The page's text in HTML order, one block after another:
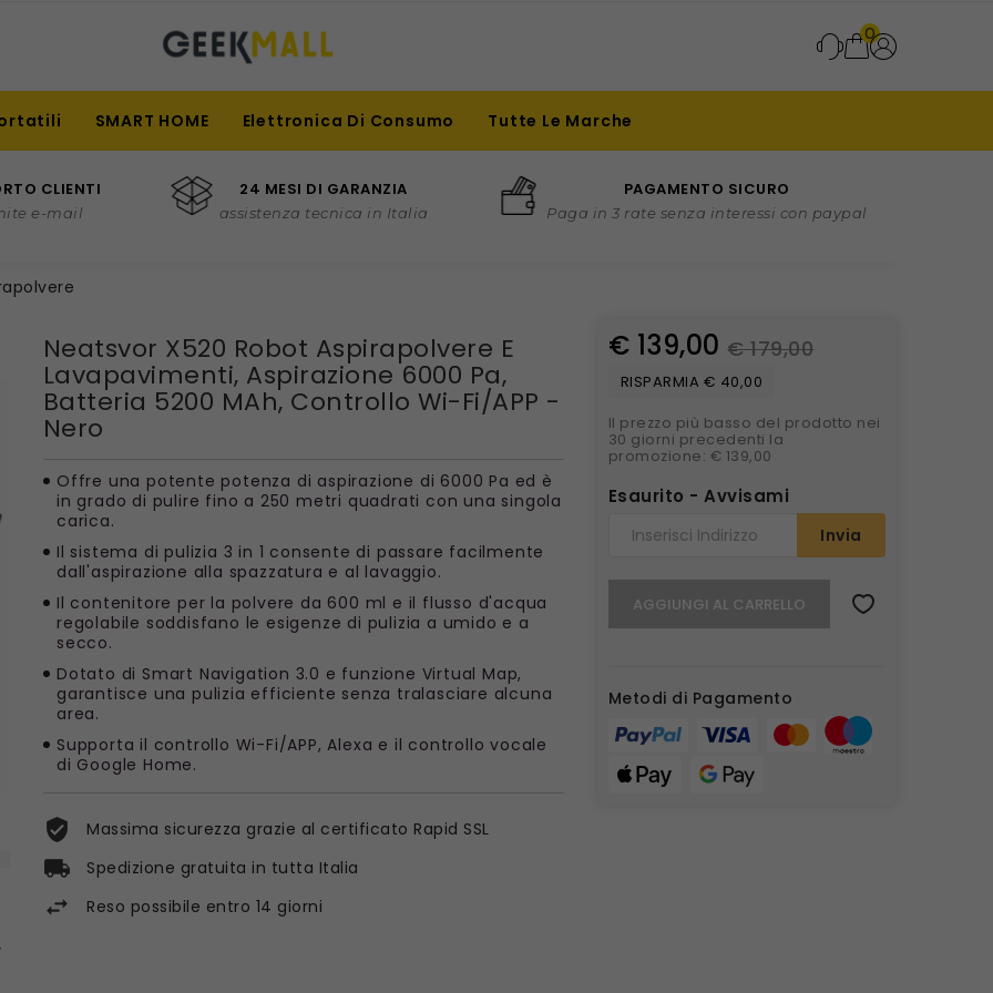
0
SMART HOME Elettronica Di Consumo Tutte Le Marche
CLIENTI
e-mail
24 MESI DI GARANZIA
assistenza tecnica in Italia
PAGAMENTO SICURO
Paga in 3 rate senza interessi con paypal
Neatsvor X520 Robot Aspirapolvere E
Lavapavimenti, Aspirazione 6000 Pa,
Batteria 5200 MAh, Controllo Wi-Fi/APP -
Nero
Offre una potente potenza di aspirazione di 6000 Pa ed è
in grado di pulire fino a 250 metri quadrati con una singola
carica.
Il sistema di pulizia 3 in 1 consente di passare facilmente
dall'aspirazione alla spazzatura e al lavaggio.
Il contenitore per la polvere da 600 ml e il flusso d'acqua
regolabile soddisfano le esigenze di pulizia a umido e a
secco.
Dotato di Smart Navigation 3.0 e funzione Virtual Map,
garantisce una pulizia efficiente senza tralasciare alcuna
area.
Supporta il controllo Wi-Fi/APP, Alexa e il controllo vocale
di Google Home.
Massima sicurezza grazie al certificato Rapid SSL
Spedizione gratuita in tutta Italia
Reso possibile entro 14 giorni
€ 139,00 € 179,00
RISPARMIA € 40,00
Il prezzo più basso del prodotto nei
30 giorni precedenti la
promozione: € 139,00
Esaurito - Avvisami
Invia
AGGIUNGI AL CARRELLO
Metodi di Pagamento